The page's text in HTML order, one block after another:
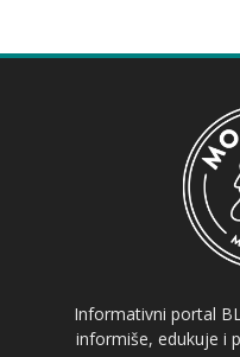
Informativni portal
informiše, edukuje i